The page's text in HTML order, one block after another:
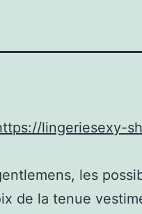
lingeriesexy-
les
de la tenue